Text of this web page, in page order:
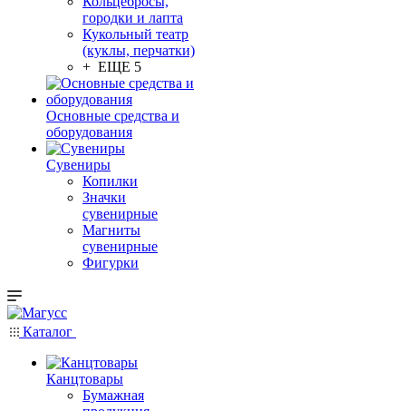
городки и лапта
Кукольный театр
(куклы, перчатки)
+ ЕЩЕ 5
Основные средства и
оборудования
Сувениры
Копилки
Значки
сувенирные
Магниты
сувенирные
Фигурки
Каталог
Канцтовары
Бумажная